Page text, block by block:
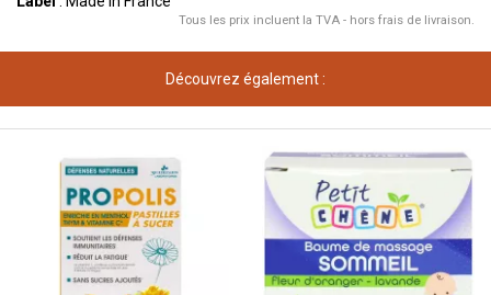
Tous les prix incluent la TVA - hors frais de livraison.
Découvrez également :